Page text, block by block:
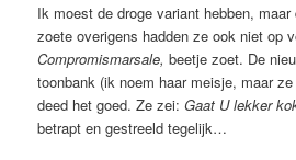
Ik moest de droge variant hebben,
zoete overigens hadden ze ook niet op
Compromismarsale, beetje zoet. De
toonbank (ik noem haar meisje, maar
deed het goed. Ze zei:Gaat U lekker
betrapt en gestreeld tegelijk…